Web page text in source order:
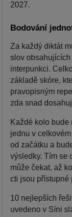
2027.
Bodování
Za každý diktát
slov
interpunkci.
základě skóre,
pravopisným
zda snad
Každé kolo bude
jednu v
od začátku a
výsledky. Tím se
může čekat, až
cti jsou přístupné
10 nejlepších
uvedeno v Síni